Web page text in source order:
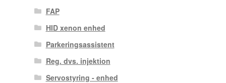
FAP
HID xenon enhed
Parkeringsassistent
Reg. dvs. injektion
Servostyring - enhed